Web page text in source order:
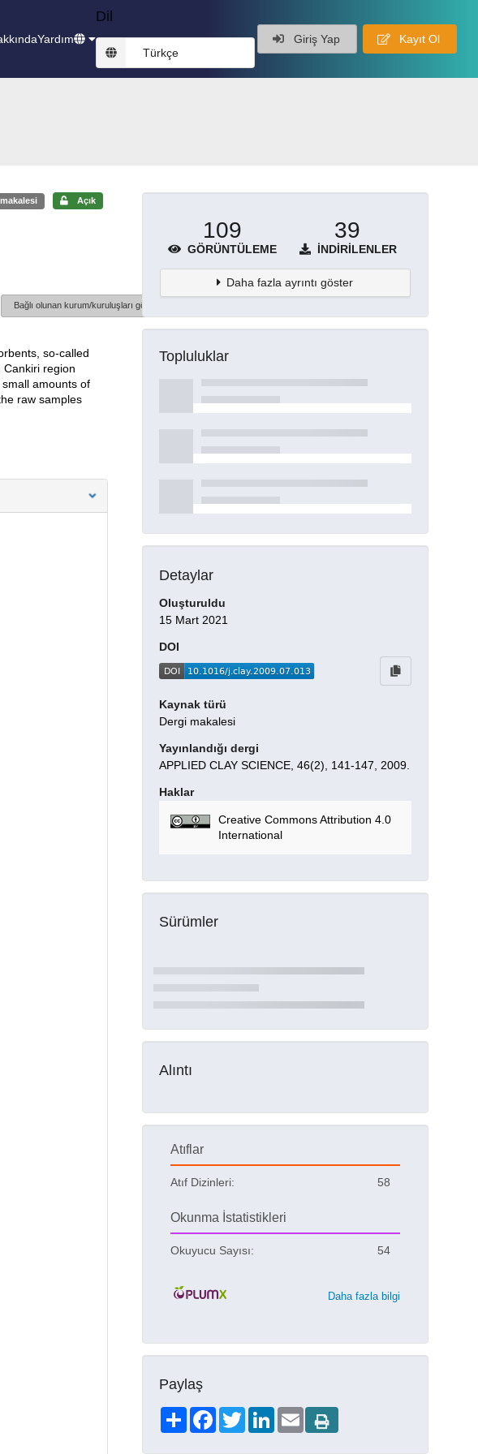
Yardım
Dil
Türkçe
Giriş Yap Kayıt Ol
Açık
Bağlı olunan kurum/kuruluşları göster
so-called
region
amounts of
raw samples
109
GÖRÜNTÜLEME
39
İNDIRILENLER
Daha fazla ayrıntı göster
Topluluklar
Detaylar
Oluşturuldu
15 Mart 2021
DOI
Kaynak türü
Dergi makalesi
Yayınlandığı dergi
APPLIED CLAY SCIENCE, 46(2), 141-147, 2009.
Haklar
Creative Commons Attribution 4.0
International
Sürümler
Alıntı
Atıflar
Atıf Dizinleri: 58
Okunma İstatistikleri
Okuyucu Sayısı: 54
Daha fazla bilgi
Paylaş
ShareFacebookTwitterLinkedIn
Email